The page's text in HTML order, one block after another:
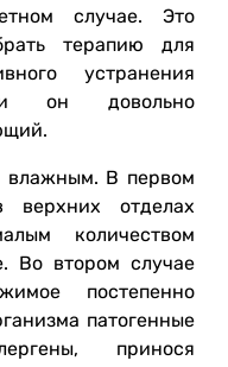
случае. Это
терапию для
устранения
он довольно
влажным. В первом
верхних отделах
количеством
Во втором случае
постепенно
патогенные
принося